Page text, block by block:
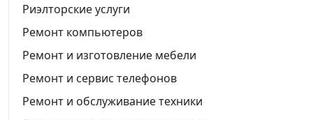
Риэлторские услуги
Ремонт компьютеров
Ремонт и изготовление мебели
Ремонт и сервис телефонов
Ремонт и обслуживание техники